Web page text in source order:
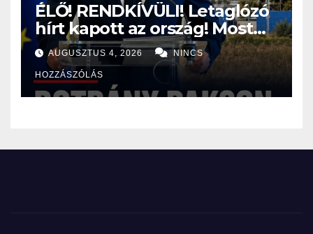
ÉLŐ! RENDKÍVÜLI! Letaglózó
hírt kapott az ország! Most
jött a bejelentés a paksi
atomerőműről! – ERRE sajnos
senki nem volt felkészülve:
AUGUSZTUS 4, 2026 NINCS
HOZZÁSZÓLÁS